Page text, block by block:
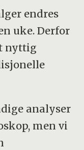
endres
uke. Derfor
nyttig
analyser
men vi